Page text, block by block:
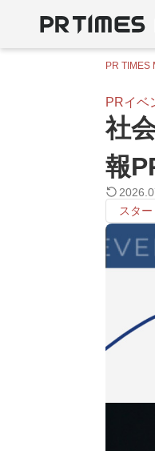
PR TIMES
PRイベ
社
報
スタ